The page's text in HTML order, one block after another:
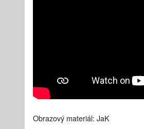
Obrazový materiál: JaK